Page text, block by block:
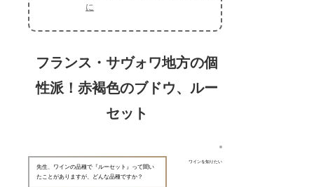
に
フランス・サヴォワ地方の個
性派！赤褐色のブドウ、ルー
セット
ワインを知りたい
先生、ワインの品種で『ルーセット』って聞い
たことがありますが、どんな品種ですか？